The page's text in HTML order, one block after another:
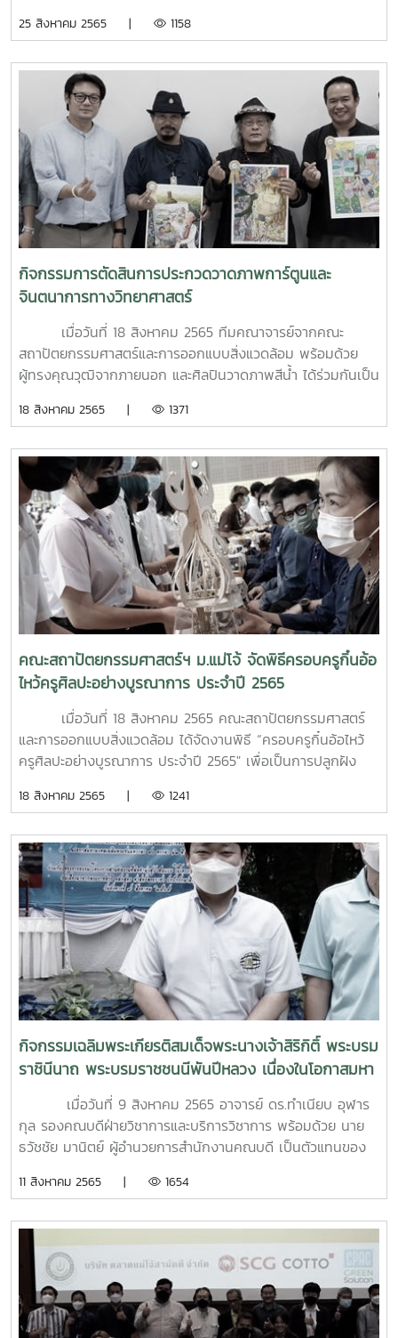
วิชาการที่ได้รับการเผยแพร่ในฐานข้อมูล TCI กลุ่ม 1รอง
การเผยแพร่ในฐานข้อมูล TCI กลุ่ม 2ผู้ช่วยศาสตราจารย์จรัส
พิมพ์ บุญญานันต์ สร้างผลงานวิชาการที่ได้รับการเผยแพร่ใน
ฐานข้อมูล TCI กลุ่ม 2อาจารย์ ดร.ปริญญา ปฏิพันธกานต์ สร้าง
ผลงานวิชาการที่ได้รับการเผยแพร่ในฐานข้อมูล TCI กลุ่ม 2อา
จารย์ณัฐพล เรืองวิทยานุสรณ์ ได้รับรางวัลบทความวิจัย ระดับดี
เด่น ในการประชุมวิชาการด้านมนุษยศาสตร์และสังคมศาสตร์
ระดับชาติ ครั้งที่ 4
นักศึกษาหลักสูตรการวางผังเมืองและสภาพแวดล้อม : กิจกรรม
ของบัณฑิตศึกษา” ให้กับนักศึกษาในระดับบัณฑิตศึกษา สาขา
วิชาการวางผังเมืองและสภาพแวดล้อม ณ ห้องประชุม 202 ชั้น 2
อาคารเรียนคณะสถาปัตยกรรมศาสตร์ฯ มหาวิทยาลัยแม่โจ้ และ
ผ่านระบบออนไลน์ โดยมีวัตถุประสงค์เพื่อเสริมสร้างศักยภาพการ
เรียนรู้และทัศนคติด้านวิชาชีพของนักผังเมืองให้กับนักศึกษา
ระดับบัณฑิตศึกษา ซึ่งกิจกรรมจัดในรูปแบบการเสวนาแลก
เปลี่ยนเรียนรู้ระหว่างนักศึกษา คณาจารย์ และวิทยากรผู้ทรง
คุณวุฒิทางด้านวิชาชีพผังเมือง โดยมี ผู้ช่วยศาสตราจารย์
ดร.วิทยา ดวงธิมา เป็นผู้รับผิดชอบโครงการ ในการนี้ได้
รับเกียรติจาก คุณจันทิรา เกื้อด้วง นักผังเมืองชำนาญการพิเศษ
จากสำนักงานโยธาธิการและผังเมืองจังหวัดเชียงใหม่, คุณปิย
วรรณ ชูนวล นักผังเมืองชำนาญการพิเศษ หัวหน้ากลุ่มงาน
วิชาการผังเมือง จากสำนักงานโยธาธิการและผังเมืองจังหวัด
สงขลา และคุณเสกสรร วรรณแก้ว นักผังเมืองปฏิบัติการ จาก
สำนักงานโยธาธิการและผังเมืองจังหวัดพิจิตร ร่วมเป็นวิทยากร
ด้านวิชาชีพของนักผังเมือง” ทั้งนี้ ได้รับเกียรติจาก อาจารย์
ศาสตร์ฯ เป็นประธานในพิธีเปิดกิจกรรมดังกล่าว
25 สิงหาคม 2565 | 1158
กิจกรรมการตัดสินการประกวดวาดภาพการ์ตูนและ
จินตนาการทางวิทยาศาสตร์
เมื่อวันที่ 18 สิงหาคม 2565 ทีมคณาจารย์จากคณะ
สถาปัตยกรรมศาสตร์และการออกแบบสิ่งแวดล้อม พร้อมด้วย
ผู้ทรงคุณวุฒิจากภายนอก และศิลปินวาดภาพสีน้ำ ได้ร่วมกันเป็น
ทางวิทยาศาสตร์ ณ คณะสถาปัตยกรรมศาสตร์และการออกแบบ
แห่งชาติ ส่วนภูมิภาค ประจำปี พ.ศ.2565 ในรอบตัดสิน โดยมี
คณะนักเรียน ในระดับประถมศึกษาและชั้นมัธยมศึกษา รวมถึงครู
อาจารย์จากโรงเรียนและสถาบันการศึกษาต่างๆ ทั่วภาคเหนือ เข้า
ร่วมการประกวดเป็นจำนนวนมาก
18 สิงหาคม 2565 | 1371
คณะสถาปัตยกรรมศาสตร์ฯ ม.แม่โจ้ จัดพิธีครอบครูกิ๋นอ้อ
ไหว้ครูศิลปะอย่างบูรณาการ ประจำปี 2565
เมื่อวันที่ 18 สิงหาคม 2565 คณะสถาปัตยกรรมศาสตร์
และการออกแบบสิ่งแวดล้อม ได้จัดงานพิธี “ครอบครูกิ๋นอ้อไหว้
ครูศิลปะอย่างบูรณาการ ประจำปี 2565" เพื่อเป็นการปลูกฝัง
ศึกษาเล่าเรียน ตลอดจนสร้างความสามัคคีในหมู่คณะ และแสดง
รับเกียรติจาก รองศาสตราจารย์ ดร.เกรียงศักดิ์ ศรีเงินยวง รอง
อธิการบดีมหาวิทยาลัยแม่โจ้ มาเป็นประธานในพิธีเปิดและให้โอวาท
แก่นักศึกษา และมี อาจารย์ ดร.ทำเนียบ อุฬารกุล รองคณบดี
ฝ่ายวิชาการและบริการวิชาการ เป็นผู้กล่าวรายงานที่มาและ
วัตถุประสงค์ของการจัดโครงการ มีการทำพิธีบายศรีสู่
ขวัญ ครอบครูศิลปะแบบล้านนา หรือที่เรียกว่า "พิธีครอบครูช่าง"
ซึ่งได้รับความอนุเคราะห์จาก อาจารย์ ดร.พรศิลป์ รัตนชูเดช
อาจารย์จากมหาจุฬาลงกรณ์ราชวิทยาลัย วิทยาเขตวัดสวนดอก
เชียงใหม่ ซึ่งเป็นผู้เชี่ยวชาญและริเริ่มกิจกรรมอันดีงามนี้ ให้กับ
คณะเป็นประจำทุกปี การจัดงานในครั้งนี้ เน้นรูปแบบการ
จัดเวทีแบบศิลปะล้านนาสไตล์ "น้อยแต่มาก" โดยใช้ฉากหลังของ
พิธีเป็นรูปแบบไฟล์ดิจิทัล ซึ่งมีการบูรณาการเข้ากับการเรียนการ
สอน โดยจัดการประกวดออกแบบเพื่อให้นักศึกษาในรายวิชาที่
เกี่ยวข้อง ร่วมกันสร้างสรรค์ผลงาน และคัดเลือกผลงานที่ดีที่สุด
โดยคณาจารย์ของคณะ เพื่อเป็นการประหยัดทรัพยากรและเวลา
ของจริง มาเป็นในรูปแบบดิจิทัลไฟล์
18 สิงหาคม 2565 | 1241
กิจกรรมเฉลิมพระเกียรติสมเด็จพระนางเจ้าสิริกิติ์ พระบรม
ราชินีนาถ พระบรมราชชนนีพันปีหลวง เนื่องในโอกาสมหา
มงคลเฉลิมพระชนมพรรษา 90 พรรษา 12 สิงหาคม 2565
เมื่อวันที่ 9 สิงหาคม 2565 อาจารย์ ดร.ทำเนียบ อุฬาร
กุล รองคณบดีฝ่ายวิชาการและบริการวิชาการ พร้อมด้วย นาย
ธวัชชัย มานิตย์ ผู้อำนวยการสำนักงานคณบดี เป็นตัวแทนของ
เข้าร่วมกิจกรรมเฉลิมพระเกียรติสมเด็จพระนางเจ้าสิริกิติ์
มหามงคลเฉลิมพระชนมพรรษา 90 พรรษา 12 สิงหาคม 2565
โดยได้ร่วมกิจกรรมปลูกป่าจิตอาสา เวลา 08.30 น. ณ โครงการ
พัฒนาบ้านโปงอันเนื่องมาจากพระราชดำริ (ค่ายแทนคุณ) ซึ่งจัด
ขึ้นโดย กองส่งเสริมศิลปวัฒนธรรม มหาวิทยาลัยแม่โจ้
กิจกรรมนี้เป็นส่วนหนึ่งของโครงการอบรม โครงการสานต่องาน
11 สิงหาคม 2565 | 1654